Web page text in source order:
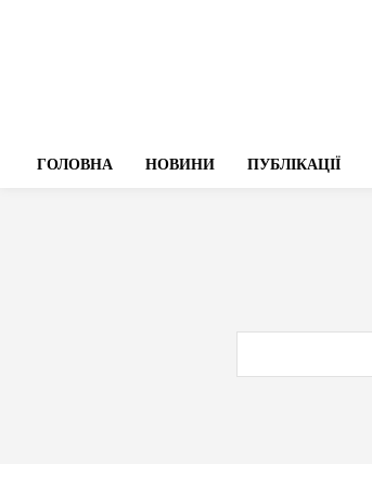
ГОЛОВНА НОВИНИ ПУБЛІКАЦІЇ